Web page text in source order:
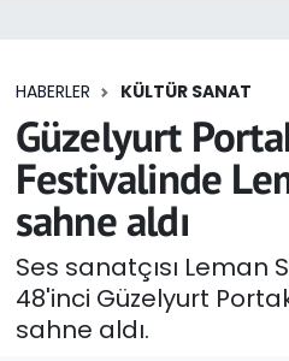
HABERLER KÜLTÜR SANAT
Güzelyurt
Festivalinde
sahne aldı
Ses sanatçısı Leman
48'inci Güzelyurt
sahne aldı.
Eğitim
Ekonomi
Foto Galeri
GEZİ
Güncel
Tüm Manşetler
Son Dakika Haberleri
Haber Arşivi